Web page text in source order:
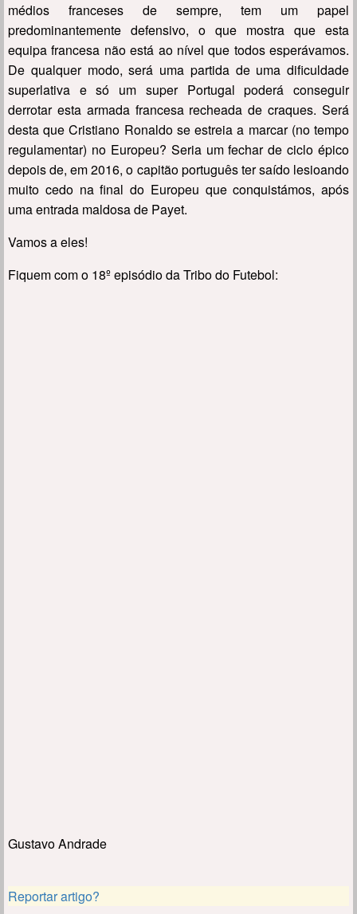
médios franceses de sempre, tem um papel
predominantemente defensivo, o que mostra que esta
equipa francesa não está ao nível que todos esperávamos.
De qualquer modo, será uma partida de uma dificuldade
superlativa e só um super Portugal poderá conseguir
derrotar esta armada francesa recheada de craques. Será
desta que Cristiano Ronaldo se estreia a marcar (no tempo
regulamentar) no Europeu? Seria um fechar de ciclo épico
depois de, em 2016, o capitão português ter saído lesioando
muito cedo na final do Europeu que conquistámos, após
uma entrada maldosa de Payet.
Vamos a eles!
Fiquem com o 18º episódio da Tribo do Futebol:
Gustavo Andrade
Reportar artigo?